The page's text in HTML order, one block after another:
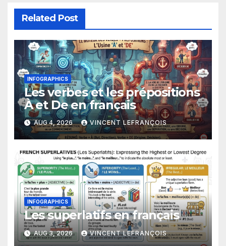
Related Post
INFOGRAPHICS
Les verbes et les prépositions
À et De en français
AUG 4, 2026 VINCENT LEFRANÇOIS
INFOGRAPHICS
Les superlatifs en français
AUG 3, 2026 VINCENT LEFRANÇOIS